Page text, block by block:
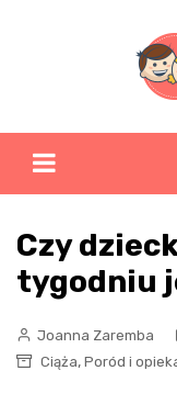
Czy
tygodniu
Joanna Zaremba
Ciąża, Poród i